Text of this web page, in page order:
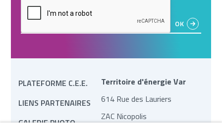
PLATEFORME C.E.E.
LIENS PARTENAIRES
GALERIE PHOTO
Territoire d'énergie Var
614 Rue des Lauriers
ZAC Nicopolis